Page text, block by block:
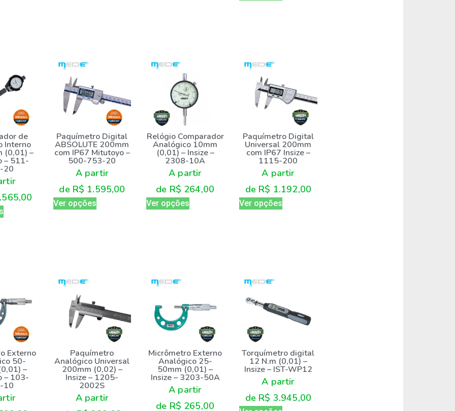
de
Interno
(0,01) –
– 511-
20
Paquímetro Digital
ABSOLUTE 200mm
com IP67 Mitutoyo –
500-753-20
A partir
de R$ 1.595,00
Ver opções
Relógio Comparador
Analógico 10mm
(0,01) – Insize –
2308-10A
A partir
de R$ 264,00
Ver opções
Paquímetro Digital
Universal 200mm
com IP67 Insize –
1115-200
A partir
de R$ 1.192,00
Ver opções
Externo
50-
–
– 103-
10
Paquímetro
Analógico Universal
200mm (0,02) –
Insize – 1205-
2002S
A partir
Micrômetro Externo
Analógico 25-
50mm (0,01) –
Insize – 3203-50A
A partir
de R$ 265,00
Torquímetro digital
12 N.m (0,01) –
Insize – IST-WP12
A partir
de R$ 3.945,00